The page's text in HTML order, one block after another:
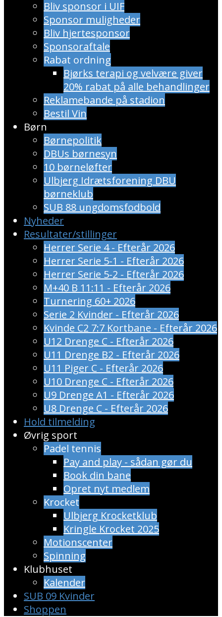
Bliv sponsor i UIF
Sponsor muligheder
Bliv hjertesponsor
Sponsoraftale
Rabat ordning
​Bjørks terapi og velvære giver
20% rabat på alle behandlinger
Reklamebande på stadion
Bestil Vin
Børn
Børnepolitik
DBUs børnesyn
10 børneløfter
Ulbjerg Idrætsforening DBU
børneklub
SUB 88 ungdomsfodbold
Nyheder
Resultater/stillinger
Herrer Serie 4 - Efterår 2026
Herrer Serie 5-1 - Efterår 2026
Herrer Serie 5-2 - Efterår 2026
M+40 B 11:11 - Efterår 2026
Turnering 60+ 2026
Serie 2 Kvinder - Efterår 2026
Kvinde C2 7:7 Kortbane - Efterår 2026
U12 Drenge C - Efterår 2026
U11 Drenge B2 - Efterår 2026
U11 Piger C - Efterår 2026
U10 Drenge C - Efterår 2026
U9 Drenge A1 - Efterår 2026
U8 Drenge C - Efterår 2026
Hold tilmelding
Øvrig sport
Padel tennis
Pay and play - sådan gør du
Book din bane
Opret nyt medlem
Krocket
Ulbjerg Krocketklub
Kringle Krocket 2025
Motionscenter
Spinning
Klubhuset
Kalender
SUB 09 Kvinder
Shoppen